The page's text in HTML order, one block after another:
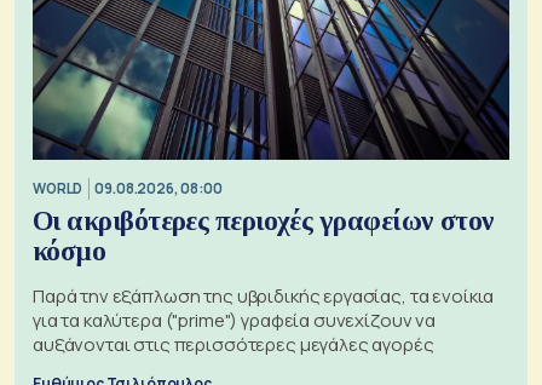
WORLD 09.08.2026, 08:00
Οι ακριβότερες περιοχές γραφείων στον
κόσμο
Παρά την εξάπλωση της υβριδικής εργασίας, τα ενοίκια
για τα καλύτερα ("prime") γραφεία συνεχίζουν να
αυξάνονται στις περισσότερες μεγάλες αγορές